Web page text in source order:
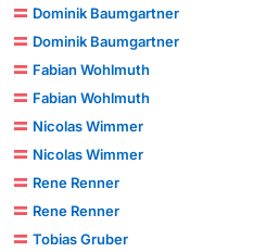
Dominik Baumgartner
Dominik Baumgartner
Fabian Wohlmuth
Fabian Wohlmuth
Nicolas Wimmer
Nicolas Wimmer
Rene Renner
Rene Renner
Tobias Gruber